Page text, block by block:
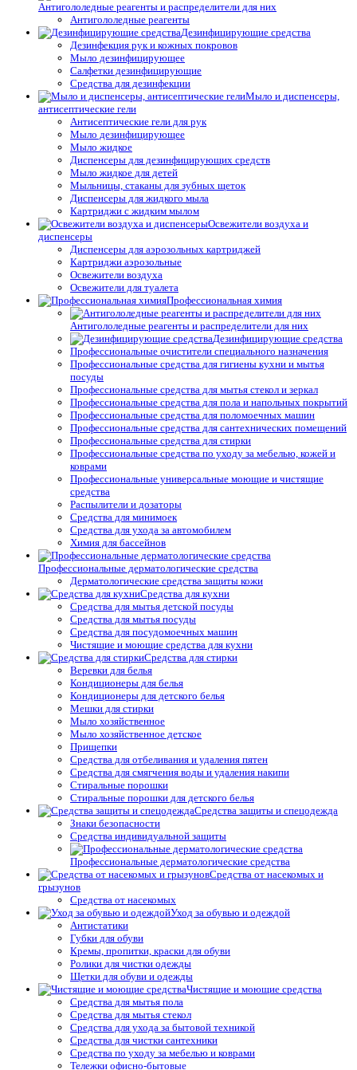
Антигололедные реагенты и распределители для них
Антигололедные реагенты
Дезинфицирующие средства
Дезинфекция рук и кожных покровов
Мыло дезинфицирующее
Салфетки дезинфицирующие
Средства для дезинфекции
Мыло и диспенсеры,
антисептические гели
Антисептические гели для рук
Мыло дезинфицирующее
Мыло жидкое
Диспенсеры для дезинфицирующих средств
Мыло жидкое для детей
Мыльницы, стаканы для зубных щеток
Диспенсеры для жидкого мыла
Картриджи с жидким мылом
Освежители воздуха и
диспенсеры
Диспенсеры для аэрозольных картриджей
Картриджи аэрозольные
Освежители воздуха
Освежители для туалета
Профессиональная химия
Антигололедные реагенты и распределители для них
Дезинфицирующие средства
Профессиональные очистители специального назначения
Профессиональные средства для гигиены кухни и мытья
посуды
Профессиональные средства для мытья стекол и зеркал
Профессиональные средства для пола и напольных покрытий
Профессиональные средства для поломоечных машин
Профессиональные средства для сантехнических помещений
Профессиональные средства для стирки
Профессиональные средства по уходу за мебелью, кожей и
коврами
Профессиональные универсальные моющие и чистящие
средства
Распылители и дозаторы
Средства для минимоек
Средства для ухода за автомобилем
Химия для бассейнов
Профессиональные дерматологические средства
Дерматологические средства защиты кожи
Средства для кухни
Средства для мытья детской посуды
Средства для мытья посуды
Средства для посудомоечных машин
Чистящие и моющие средства для кухни
Средства для стирки
Веревки для белья
Кондиционеры для белья
Кондиционеры для детского белья
Мешки для стирки
Мыло хозяйственное
Мыло хозяйственное детское
Прищепки
Средства для отбеливания и удаления пятен
Средства для смягчения воды и удаления накипи
Стиральные порошки
Стиральные порошки для детского белья
Средства защиты и спецодежда
Знаки безопасности
Средства индивидуальной защиты
Профессиональные дерматологические средства
Средства от насекомых и
грызунов
Средства от насекомых
Уход за обувью и одеждой
Антистатики
Губки для обуви
Кремы, пропитки, краски для обуви
Ролики для чистки одежды
Щетки для обуви и одежды
Чистящие и моющие средства
Средства для мытья пола
Средства для мытья стекол
Средства для ухода за бытовой техникой
Средства для чистки сантехники
Средства по уходу за мебелью и коврами
Тележки офисно-бытовые